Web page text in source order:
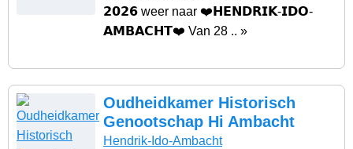
𝟮𝟬𝟮𝟲 weer naar ❤️𝗛𝗘𝗡𝗗𝗥𝗜𝗞-𝗜𝗗𝗢-
𝗔𝗠𝗕𝗔𝗖𝗛𝗧❤️ Van 28 .. »
Oudheidkamer Historisch
Genootschap Hi Ambacht
Hendrik-Ido-Ambacht